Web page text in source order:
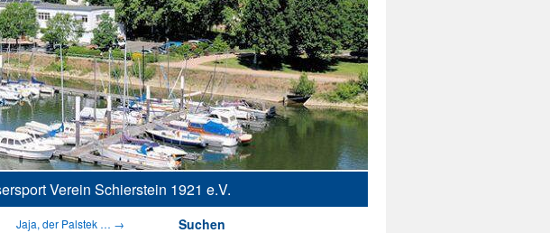
Verein Schierstein 1921 e.V.
Jaja, der Palstek … → Suchen